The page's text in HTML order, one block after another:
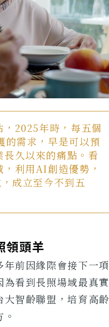
，2025年時，每五個
的需求，早是可以預
久以來的痛點。看
利用AI創造優勢，
成立至今不到五
領頭羊
前因緣際會接下一項
看到長照場域最真實
智齡聯盟，培育高齡